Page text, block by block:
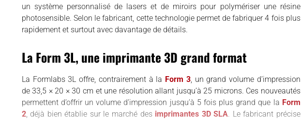
LOGICIELS 3D
MATÉRIAUX
VIDÉOS
un système personnalisé de lasers et de miroirs pour polymériser une résine
photosensible. Selon le fabricant, cette technologie permet de fabriquer 4 fois plus
rapidement et surtout avec davantage de détails.
La Form 3L, une imprimante 3D grand format
La Formlabs 3L offre, contrairement à la Form 3, un grand volume d’impression
de 33,5 × 20 × 30 cm et une résolution allant jusqu’à 25 microns. Ces nouveautés
permettent d’offrir un volume d’impression jusqu’à 5 fois plus grand que la Form
2, déjà bien établie sur le marché des imprimantes 3D SLA . Le fabricant précise